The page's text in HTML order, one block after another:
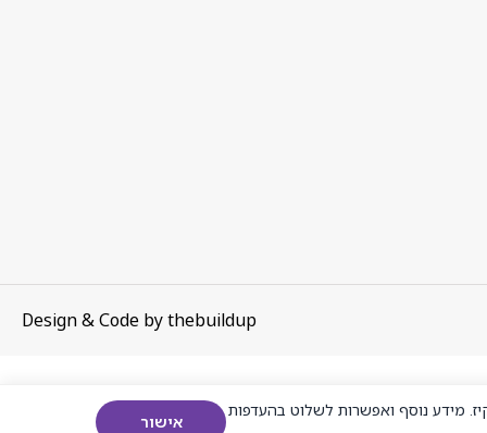
Design & Code bythebuildup
מידע נוסף ואפשרות לשלוט בהעדפות
אישור